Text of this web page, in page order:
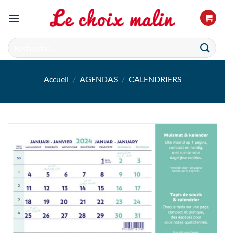
Recherche
pour :
Accueil / AGENDAS / CALENDRIERS